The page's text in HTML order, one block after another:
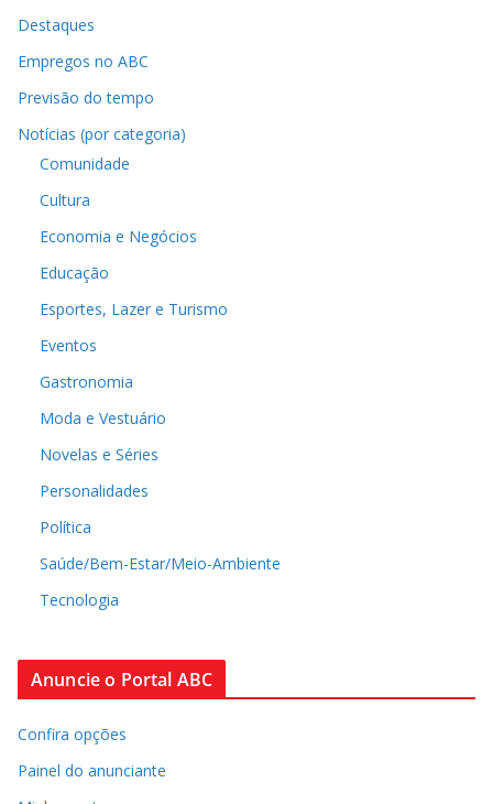
Destaques
Empregos no ABC
Previsão do tempo
Notícias (por categoria)
Comunidade
Cultura
Economia e Negócios
Educação
Esportes, Lazer e Turismo
Eventos
Gastronomia
Moda e Vestuário
Novelas e Séries
Personalidades
Política
Saúde/Bem-Estar/Meio-Ambiente
Tecnologia
Anuncie o Portal ABC
Confira opções
Painel do anunciante